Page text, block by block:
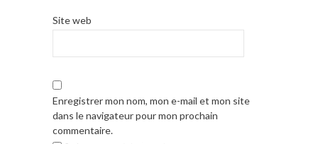
Site web
Enregistrer mon nom, mon e-mail et mon site
dans le navigateur pour mon prochain
commentaire.